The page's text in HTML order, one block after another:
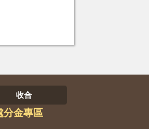
收合
分金專區